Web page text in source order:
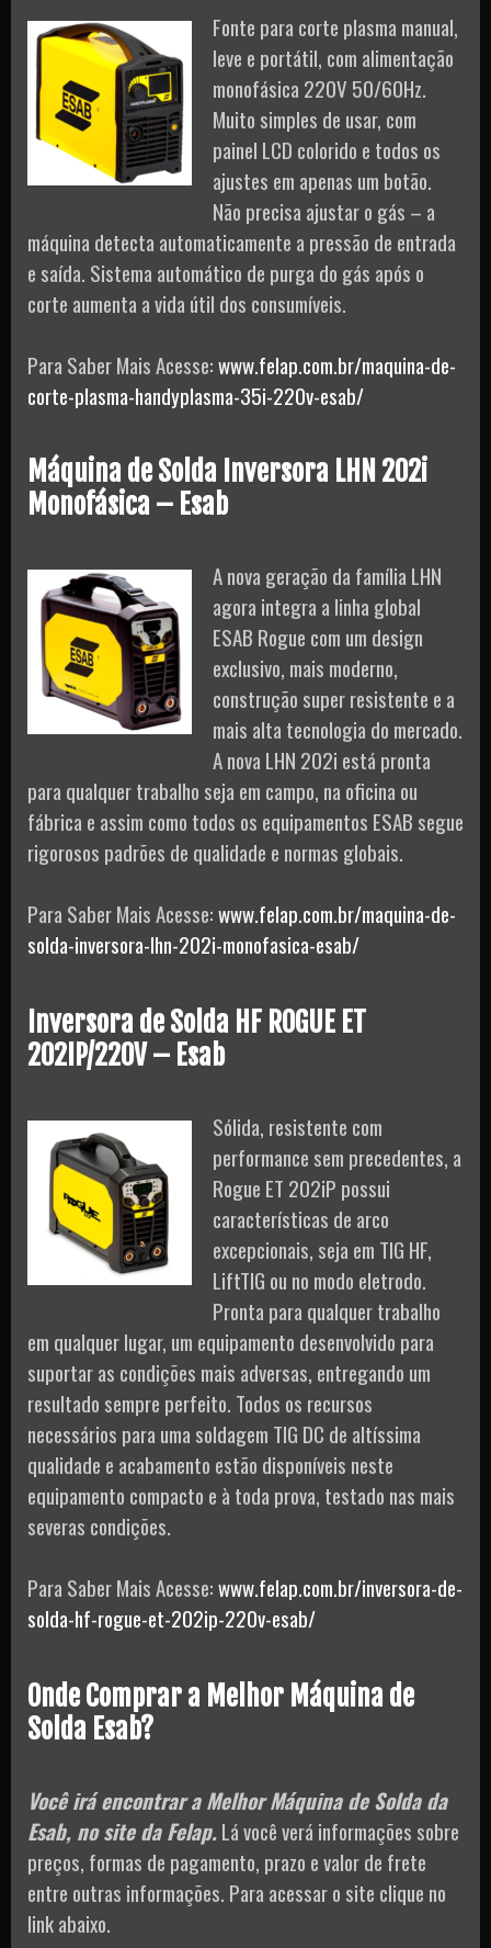
Fonte para corte plasma manual,
leve e portátil, com alimentação
monofásica 220V 50/60Hz.
Muito simples de usar, com
painel LCD colorido e todos os
ajustes em apenas um botão.
Não precisa ajustar o gás – a
máquina detecta automaticamente a pressão de entrada
e saída. Sistema automático de purga do gás após o
corte aumenta a vida útil dos consumíveis.
Para Saber Mais Acesse:www.felap.com.br/maquina-de-
corte-plasma-handyplasma-35i-220v-esab/
Máquina de Solda Inversora LHN 202i
Monofásica – Esab
A nova geração da família LHN
agora integra a linha global
ESAB Rogue com um design
exclusivo, mais moderno,
construção super resistente e a
mais alta tecnologia do mercado.
A nova LHN 202i está pronta
para qualquer trabalho seja em campo, na oficina ou
fábrica e assim como todos os equipamentos ESAB segue
rigorosos padrões de qualidade e normas globais.
Para Saber Mais Acesse:www.felap.com.br/maquina-de-
solda-inversora-lhn-202i-monofasica-esab/
Inversora de Solda HF ROGUE ET
202IP/220V – Esab
Sólida, resistente com
performance sem precedentes, a
Rogue ET 202iP possui
características de arco
excepcionais, seja em TIG HF,
LiftTIG ou no modo eletrodo.
Pronta para qualquer trabalho
em qualquer lugar, um equipamento desenvolvido para
suportar as condições mais adversas, entregando um
resultado sempre perfeito. Todos os recursos
necessários para uma soldagem TIG DC de altíssima
qualidade e acabamento estão disponíveis neste
equipamento compacto e à toda prova, testado nas mais
severas condições.
Para Saber Mais Acesse:www.felap.com.br/inversora-de-
solda-hf-rogue-et-202ip-220v-esab/
Onde Comprar a Melhor Máquina de
Solda Esab?
Você irá encontrar a Melhor Máquina de Solda da
Esab, no site da Felap.Lá você verá informações sobre
preços, formas de pagamento, prazo e valor de frete
entre outras informações. Para acessar o site clique no
link abaixo.